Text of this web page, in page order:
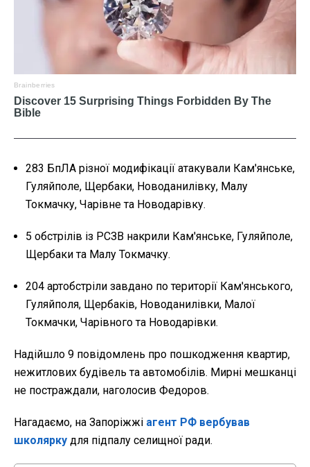
283 БпЛА різної модифікації атакували Кам'янське,
Гуляйполе, Щербаки, Новоданилівку, Малу
Токмачку, Чарівне та Новодарівку.
5 обстрілів із РСЗВ накрили Кам'янське, Гуляйполе,
Щербаки та Малу Токмачку.
204 артобстріли завдано по території Кам'янського,
Гуляйполя, Щербаків, Новоданилівки, Малої
Токмачки, Чарівного та Новодарівки.
Надійшло 9 повідомлень про пошкодження квартир,
нежитлових будівель та автомобілів. Мирні мешканці
не постраждали, наголосив Федоров.
Нагадаємо, на Запоріжжі агент РФ вербував
школярку для підпалу селищної ради.